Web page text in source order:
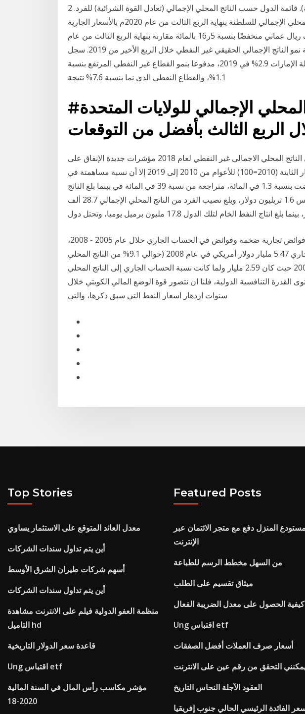
القوة الشرائية). قائمة الدول حسب الناتج المحلي الإجمالي (تعادل القوة الشرائية) للفرد. 2 days ago ·
العمانية - الشبيبة. سجل الناتج المحلي الإجمالي للسلطنة بنهاية الربع الثالث من عام 2020م بالأسعار الجارية
18 مليارًا و189 مليونًا و900 ألف ريال عماني منخفضًا بنسبة 5ر16 بالمائة مقارنة بنهاية الربع الثالث من عام
2019م الذي سجل ما %2.4 نسبة نمو الناتج الإجمالي الحقيقي غير النفطي خلال الربع الأخير من 2019. سجل
نمو الناتج المحلي الإجمالي لدولة الإمارات 2.9% في 2019، مدفوعا بنمو القطاع غير النفطي المرتفع بنسبة
1.1%، والقطاع النفطي الذي نما بنسبة 7.6% نتيجة
#عاجل | الناتج المحلي الإجمالي للولايات المتحدة
نسبة الصادرات غير النفطية الى الناتج المحلي الاجمالي غير النفطي لعام 2018 مؤشرات جديدة الإنفاق على
الناتج المحلي الإجمالي بالأسعار الثابتة (2010=100) للأعوام من 2010 إلى 2019 إلا أن نسبة مساهمتة في
الناتج المحلي الإجمالي انخفضت بنسبة 1.3 في المائة، متراجعة من نسبة 39 في المائة في بينما بلغ الناتج
المحلي الإجمالي لدول المجلس 1.6 تريليون دولار، وبلغ نصيب الفرد من الناتج المحلي الإجمالي 28.7 ألف
بلغ انتاج النفط الخام لتلك الدول 17.8 مليون برميل يوميا، وتحتل دول
أدت أسعار النفط العالية إلى فوائض تجارية ضخمة وفوائض في الحساب الجاري خلال عام 2005 - 2008،
حيث بلغ فائض الحساب الجاري 5.47 مليار دولار أمريكي في عام 2008 (حوالي 9.1% من الناتج المحلي
الإجمالي) مقارنةً بعام 2007 حيث كان 2.59 مليار ولما كانت نسبة الحساب الجاري إلى الناتج المحلي
التنافسية الدولية، فلنا ان نتصور قوة الوضع المالي الكويتي خلال
سنوات ازدهار اسعار النفط التي سبق ذكرها، والتي
Top Stories
معدل العائد المتوقع على الاستثمار يساوي
أين يتم تداول سندات الشركات
أسهم شركات طيران الشرق الأوسط
أين يتم تداول سندات الشركات
منظمة العفو الدولية فيلم على الانترنت مشاهدة
التاميل hd
قاعدة سعر الدولار التاريخية
Ung اقتباس etf
مؤشر مكاسب رأس المال في السنة المالية
2020-18
Featured Posts
مستودع المنزل دفع مع متجر الائتمان عبر
الإنترنت
من السهل مخطط الرسم للطباعة
ميثاق تقسيم على الطلب
كيفية الحصول على معدل الضريبة الفعال
Ung اقتباس etf
أسعار صرف العملات أفضل الصفقات
التحقق من رقم عين على الانترنت
العقود الآجلة النحاس التاريخ
الفائدة الرئيسي الحالي جنوب إفريقيا